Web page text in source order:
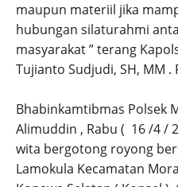
maupun materiil jika
hubungan silaturahmi
masyarakat ” terang
Tujianto Sudjudi, SH, MM .
Bhabinkamtibmas Polsek
Alimuddin , Rabu ( 16 /4 /
wita bergotong royong
Lamokula Kecamatan